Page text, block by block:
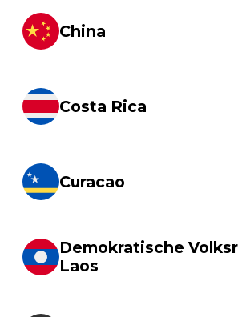
China
Costa Rica
Curacao
Demokratische
Laos